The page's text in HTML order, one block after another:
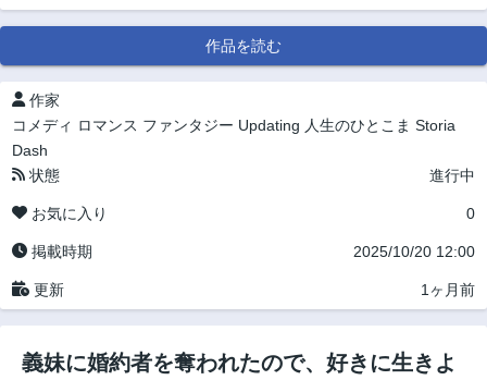
作品を読む
作家
コメディ ロマンス ファンタジー Updating 人生のひとこま Storia
Dash
状態
進行中
お気に入り 0
掲載時期 2025/10/20 12:00
更新 1ヶ月前
義妹に婚約者を奪われたので、好きに生きよ